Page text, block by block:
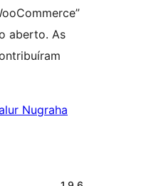
aberto. As
Nugraha